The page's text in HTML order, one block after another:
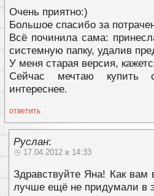
Очень приятно:)
Большое спасибо за
Всё починила сама:
системную папку, удалив
У меня старая версия,
Сейчас мечтаю купить
интереснее.
ответить
Руслан:
17.04.2012 в 14:33
Здравствуйте Яна! Как
лучше ещё не придумали в